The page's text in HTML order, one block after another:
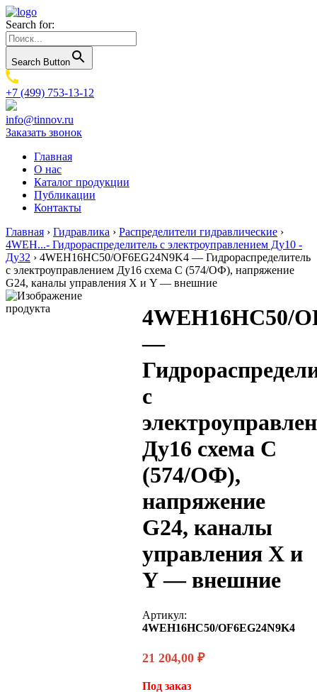
Search for:
Search Button
+7 (499) 753-13-12
info@tinnov.ru
Заказать звонок
Главная
О нас
Каталог продукции
Публикации
Контакты
Главная › Гидравлика › Распределители гидравлические ›
4WEH...- Гидрораспределитель с электроуправлением Ду10 -
Ду32 › 4WEH16HC50/OF6EG24N9K4 — Гидрораспределитель
с электроуправлением Ду16 схема C (574/ОФ), напряжение
G24, каналы управления X и Y — внешние
4WEH16HC50/
—
с
Ду16 схема C
(574/ОФ),
напряжение
G24, каналы
управления X и
Y — внешние
Артикул:
4WEH16HC50/OF6EG24N9K4
21 204,00 ₽
Под заказ